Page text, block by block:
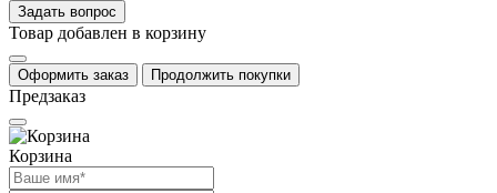
Задать вопрос
Товар добавлен в корзину
Оформить заказ Продолжить покупки
Предзаказ
Корзина